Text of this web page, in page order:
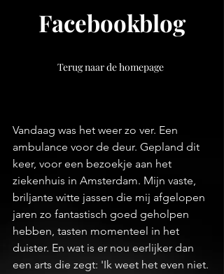
Facebookblog
Terug naar de homepage
Vandaag was het weer zo ver. Een
ambulance voor de deur. Gepland dit
keer, voor een bezoekje aan het
ziekenhuis in Amsterdam. Mijn vaste,
briljante witte jassen die mij afgelopen
jaren zo fantastisch goed geholpen
hebben, tasten momenteel in het
duister. En wat is er nou eerlijker dan
een arts die zegt: 'Ik weet het even niet.